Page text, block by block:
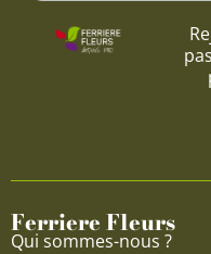
Ferriere Fleurs
Qui sommes-nous ?